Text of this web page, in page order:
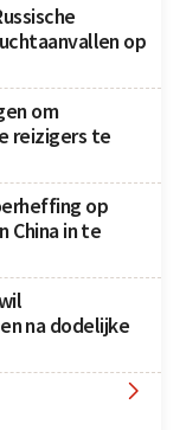
op
om
reizigers te
op
China in te
na dodelijke
